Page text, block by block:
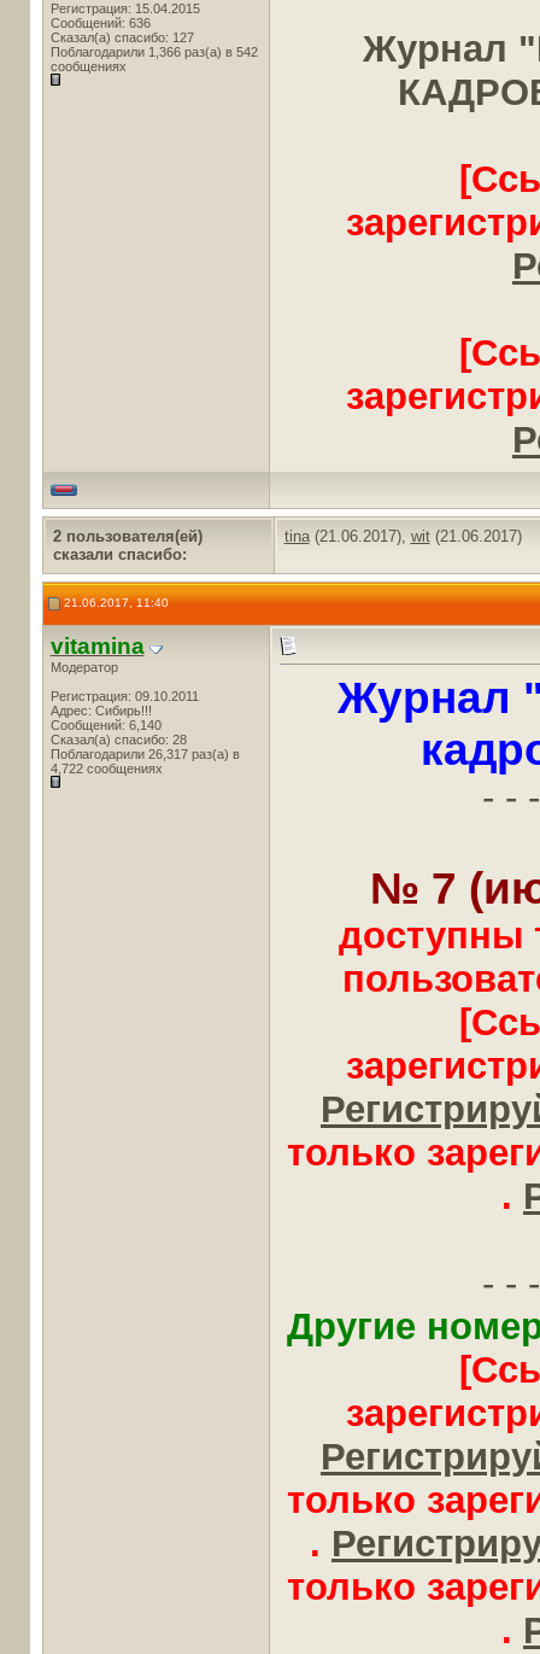
Регистрация: 15.04.2015
Сообщений: 636
Сказал(а) спасибо: 127
Поблагодарили 1,366 раз(а) в 542
сообщениях
Журнал
2 пользователя(ей)
сказали cпасибо:
tina(21.06.2017), wit(21.06.2017)
21.06.2017, 11:40
vitamina
Модератор
Регистрация: 09.10.2011
Адрес: Сибирь!!!
Сообщений: 6,140
Сказал(а) спасибо: 28
Поблагодарили 26,317 раз(а) в
4,722 сообщениях
Журнал
- -
№ 7
доступны
только
.
- -
Другие
только
.
только
.